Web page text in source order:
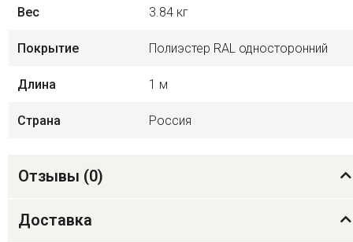
Вес 3.84 кг
Покрытие Полиэстер RAL односторонний
Длина 1 м
Страна Россия
Отзывы (0)
Доставка